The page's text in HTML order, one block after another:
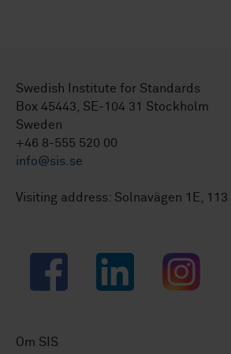
Swedish Institute for Standards
Box 45443, SE-104 31 Stockholm
Sweden
+46 8-555 520 00
info@sis.se
Visiting address: Solnavägen 1E, 113
Facebook LinkedIn Instagram
Om SIS